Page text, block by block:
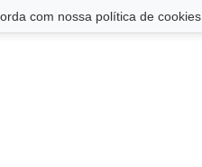
com nossa política de cookies.